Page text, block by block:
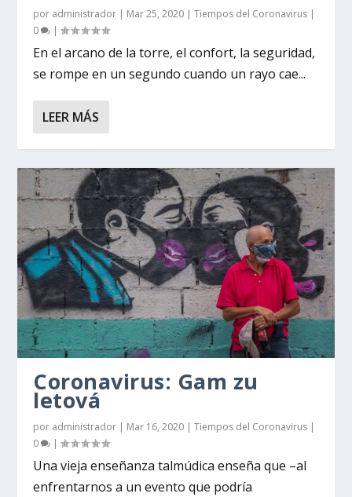
por administrador | Mar 25, 2020 |Tiempos del Coronavirus |
0
|
En el arcano de la torre, el confort, la seguridad,
se rompe en un segundo cuando un rayo cae...
LEER MÁS
Coronavirus: Gam zu
letová
por administrador | Mar 16, 2020 |Tiempos del Coronavirus |
0
|
Una vieja enseñanza talmúdica enseña que –al
enfrentarnos a un evento que podría